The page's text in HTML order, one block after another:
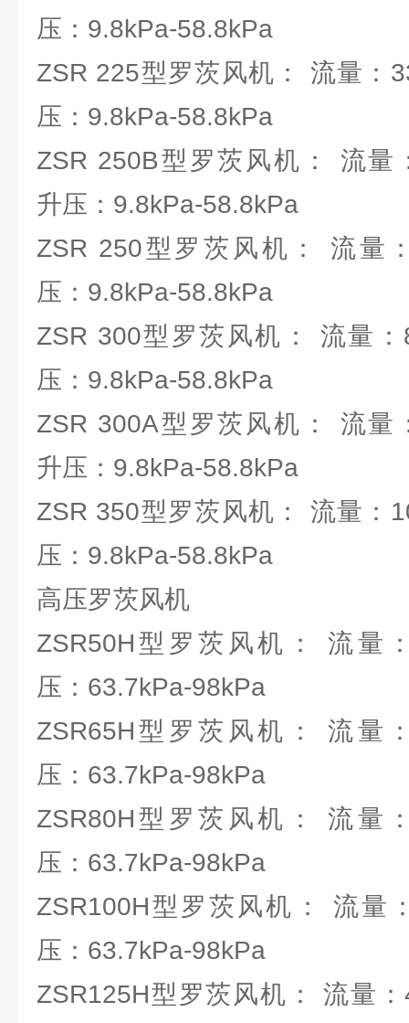
压：9.8kPa-58.8kPa
ZSR 225型罗茨风机： 流量：
压：9.8kPa-58.8kPa
ZSR 250B型罗茨风机： 流量
升压：9.8kPa-58.8kPa
ZSR 250型罗茨风机： 流量
压：9.8kPa-58.8kPa
ZSR 300型罗茨风机： 流量：
压：9.8kPa-58.8kPa
ZSR 300A型罗茨风机： 流量
升压：9.8kPa-58.8kPa
ZSR 350型罗茨风机： 流量：
压：9.8kPa-58.8kPa
高压罗茨风机
ZSR50H型罗茨风机： 流量
压：63.7kPa-98kPa
ZSR65H型罗茨风机： 流量
压：63.7kPa-98kPa
ZSR80H型罗茨风机： 流量
压：63.7kPa-98kPa
ZSR100H型罗茨风机： 流量
压：63.7kPa-98kPa
ZSR125H型罗茨风机： 流量